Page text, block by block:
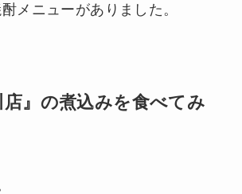
メニューがありました。
店』の煮込みを食べてみ